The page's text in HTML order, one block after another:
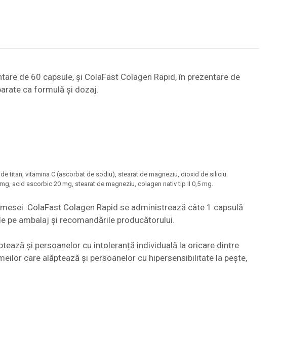
de 60 capsule, și ColaFast Colagen Rapid, în prezentare de
ca formulă și dozaj.
titan, vitamina C (ascorbat de sodiu), stearat de magneziu, dioxid de siliciu.
acid ascorbic 20 mg, stearat de magneziu, colagen nativ tip II 0,5 mg.
ColaFast Colagen Rapid se administrează câte 1 capsulă
pe ambalaj și recomandările producătorului.
și persoanelor cu intoleranță individuală la oricare dintre
care alăptează și persoanelor cu hipersensibilitate la pește,